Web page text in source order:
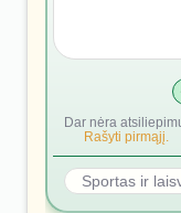
Dar nėra
Rašyti pirmąjį.
Sportas ir